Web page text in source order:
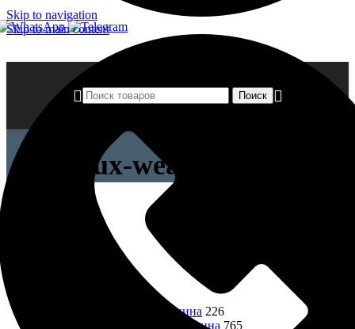
Skip to navigation
Skip to main content
Поиск
dulux-weathershield
Фасадная лепнина 226
Интерьерная лепнина 765